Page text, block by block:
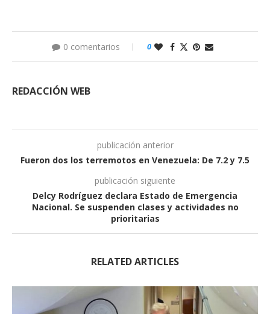
0 comentarios 0
REDACCIÓN WEB
publicación anterior
Fueron dos los terremotos en Venezuela: De 7.2 y 7.5
publicación siguiente
Delcy Rodríguez declara Estado de Emergencia
Nacional. Se suspenden clases y actividades no
prioritarias
RELATED ARTICLES